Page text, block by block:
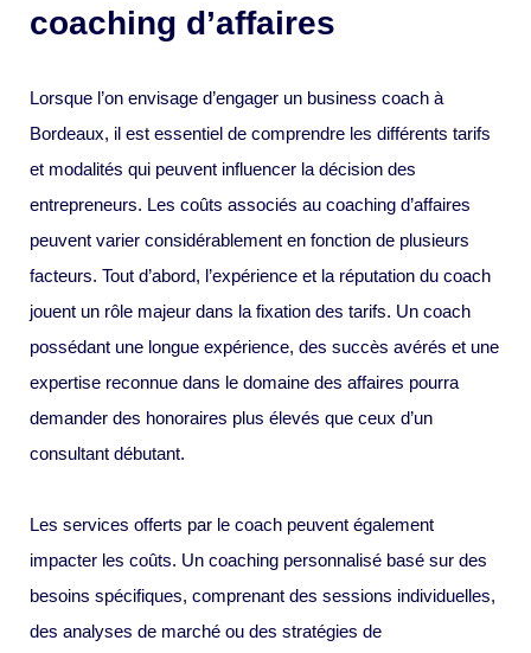
coaching d’affaires
Lorsque l’on envisage d’engager un business coach à
Bordeaux, il est essentiel de comprendre les différents tarifs
et modalités qui peuvent influencer la décision des
entrepreneurs. Les coûts associés au coaching d’affaires
peuvent varier considérablement en fonction de plusieurs
facteurs. Tout d’abord, l’expérience et la réputation du coach
jouent un rôle majeur dans la fixation des tarifs. Un coach
possédant une longue expérience, des succès avérés et une
expertise reconnue dans le domaine des affaires pourra
demander des honoraires plus élevés que ceux d’un
consultant débutant.
Les services offerts par le coach peuvent également
impacter les coûts. Un coaching personnalisé basé sur des
besoins spécifiques, comprenant des sessions individuelles,
des analyses de marché ou des stratégies de